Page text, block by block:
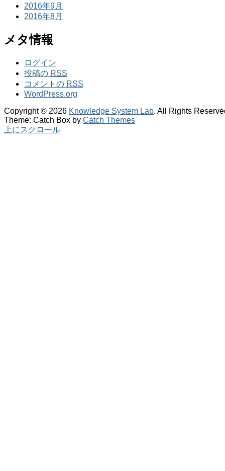
2016年9月
2016年8月
メタ情報
ログイン
投稿の RSS
コメントの RSS
WordPress.org
Copyright © 2026 Knowledge System Lab. All Rights
Theme: Catch Box by Catch Themes
上にスクロール